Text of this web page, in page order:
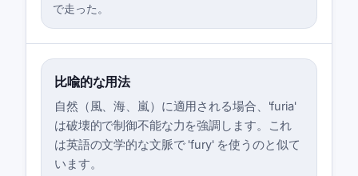
で走った。
比喩的な用法
自然（風、海、嵐）に適用される場合、'furia'
は破壊的で制御不能な力を強調します。これ
は英語の文学的な文脈で 'fury' を使うのと似て
います。